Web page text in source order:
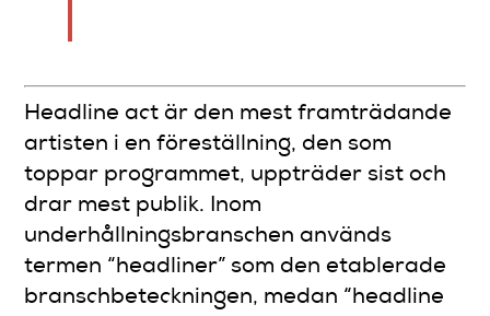
Headline act är den mest framträdande
artisten i en föreställning, den som
toppar programmet, uppträder sist och
drar mest publik. Inom
underhållningsbranschen används
termen “headliner” som den etablerade
branschbeteckningen, medan “headline